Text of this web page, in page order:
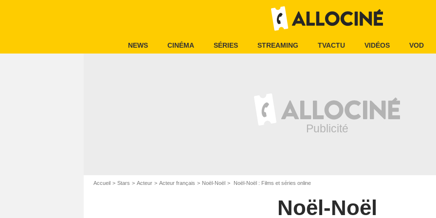
NEWS CINÉMA SÉRIES STREAMING TVACTU VIDÉOS VOD
Accueil Stars Acteur Acteur français Noël-Noël Noël-Noël : Films et séries online
Noël-Noël